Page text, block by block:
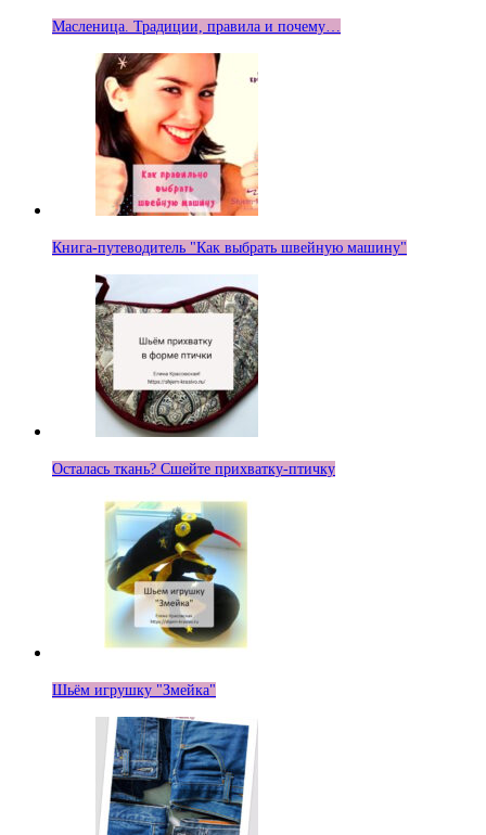
Масленица. Традиции, правила и почему…
Книга-путеводитель "Как выбрать швейную машину"
Осталась ткань? Сшейте прихватку-птичку
Шьём игрушку "Змейка"